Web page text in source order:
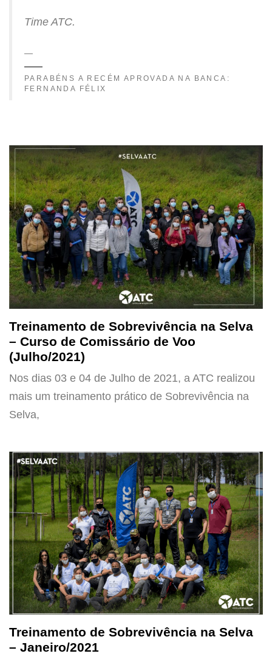
Time ATC.
PARABÉNS A RECÉM APROVADA NA BANCA:
FERNANDA FÉLIX
Treinamento de Sobrevivência na Selva
– Curso de Comissário de Voo
(Julho/2021)
Nos dias 03 e 04 de Julho de 2021, a ATC realizou
mais um treinamento prático de Sobrevivência na
Selva,
Treinamento de Sobrevivência na Selva
– Janeiro/2021